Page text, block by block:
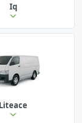
Iq
Liteace